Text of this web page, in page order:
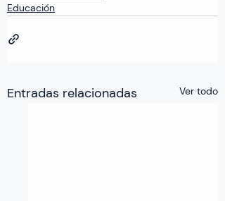
Educación
Entradas relacionadas Ver todo